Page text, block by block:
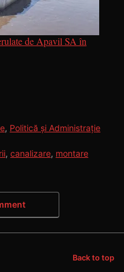
de Apavil SA în
, Politică și Administrație
, canalizare, montare
Back to top